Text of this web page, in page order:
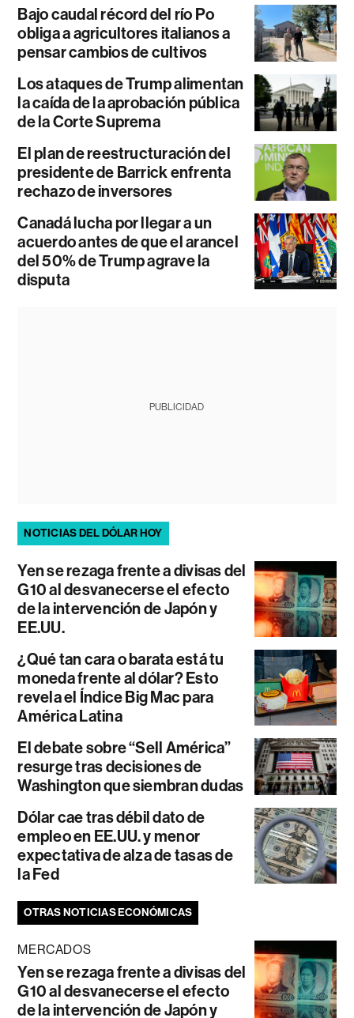
Bajo caudal récord del río Po
obliga a agricultores italianos a
pensar cambios de cultivos
Los ataques de Trump alimentan
la caída de la aprobación pública
de la Corte Suprema
El plan de reestructuración del
presidente de Barrick enfrenta
rechazo de inversores
Canadá lucha por llegar a un
acuerdo antes de que el arancel
del 50% de Trump agrave la
disputa
PUBLICIDAD
NOTICIAS DEL DÓLAR HOY
Yen se rezaga frente a divisas del
G10 al desvanecerse el efecto
de la intervención de Japón y
EE.UU.
¿Qué tan cara o barata está tu
moneda frente al dólar? Esto
revela el Índice Big Mac para
América Latina
El debate sobre “Sell América”
resurge tras decisiones de
Washington que siembran dudas
Dólar cae tras débil dato de
empleo en EE.UU. y menor
expectativa de alza de tasas de
la Fed
OTRAS NOTICIAS ECONÓMICAS
MERCADOS
Yen se rezaga frente a divisas del
G10 al desvanecerse el efecto
de la intervención de Japón y